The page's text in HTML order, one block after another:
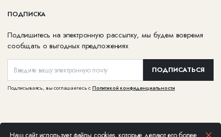
ПОДПИСКА
Подпишитесь на электронную рассылку, мы будем вовремя
сообщать о выгодных предложениях
ПОДПИСАТЬСЯ
Подписываясь, вы соглашаетесь сПолитикой конфиденциальности
Наш сайт использует файлы cookies, которые делают его более